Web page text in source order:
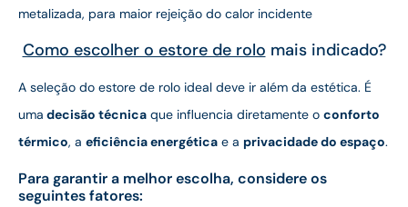
metalizada, para maior rejeição do calor incidente
Como escolher o estore de rolo mais indicado?
A seleção do estore de rolo ideal deve ir além da estética. É
uma decisão técnica que influencia diretamente o conforto
térmico, a eficiência energética e a privacidade do espaço.
Para garantir a melhor escolha, considere os
seguintes fatores: